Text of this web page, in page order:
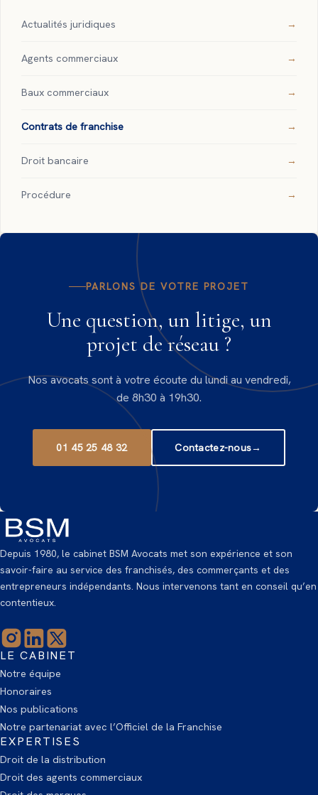
Actualités juridiques
Agents commerciaux
Baux commerciaux
Contrats de franchise
Droit bancaire
Procédure
PARLONS DE VOTRE PROJET
Une question, un litige, un
projet de réseau ?
Nos avocats sont à votre écoute du lundi au vendredi,
de 8h30 à 19h30.
01 45 25 48 32 Contactez-nous→
Depuis 1980, le cabinet BSM Avocats met son expérience et son
savoir-faire au service des franchisés, des commerçants et des
entrepreneurs indépendants. Nous intervenons tant en conseil qu’en
contentieux.
LE CABINET
Notre équipe
Honoraires
Nos publications
Notre partenariat avec l’Officiel de la Franchise
EXPERTISES
Droit de la distribution
Droit des agents commerciaux